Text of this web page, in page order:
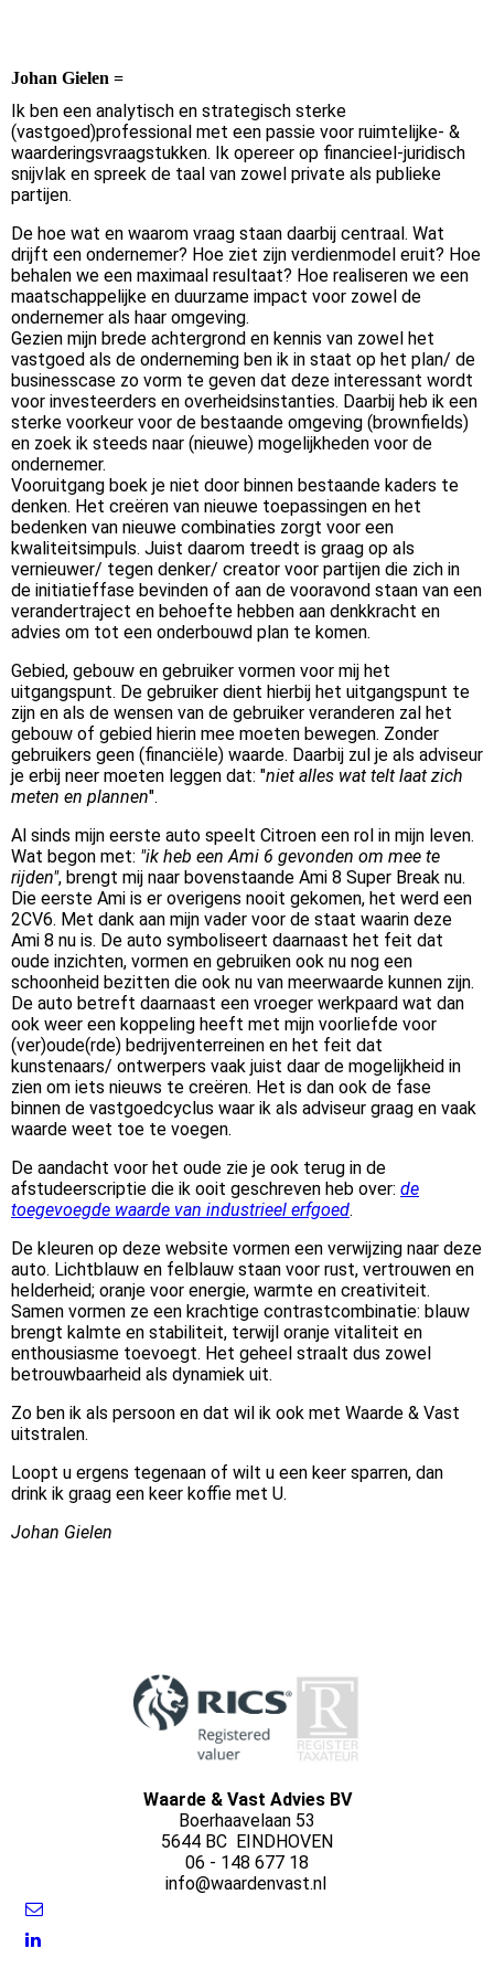
Johan Gielen =
Ik ben een analytisch en strategisch sterke
(vastgoed)professional met een passie voor ruimtelijke- &
waarderingsvraagstukken. Ik opereer op financieel-juridisch
snijvlak en spreek de taal van zowel private als publieke
partijen.
De hoe wat en waarom vraag staan daarbij centraal. Wat
drijft een ondernemer? Hoe ziet zijn verdienmodel eruit? Hoe
behalen we een maximaal resultaat? Hoe realiseren we een
maatschappelijke en duurzame impact voor zowel de
ondernemer als haar omgeving.
Gezien mijn brede achtergrond en kennis van zowel het
vastgoed als de onderneming ben ik in staat op het plan/ de
businesscase zo vorm te geven dat deze interessant wordt
voor investeerders en overheidsinstanties. Daarbij heb ik een
sterke voorkeur voor de bestaande omgeving (brownfields)
en zoek ik steeds naar (nieuwe) mogelijkheden voor de
ondernemer.
Vooruitgang boek je niet door binnen bestaande kaders te
denken. Het creëren van nieuwe toepassingen en het
bedenken van nieuwe combinaties zorgt voor een
kwaliteitsimpuls. Juist daarom treedt is graag op als
vernieuwer/ tegen denker/ creator voor partijen die zich in
de initiatieffase bevinden of aan de vooravond staan van een
verandertraject en behoefte hebben aan denkkracht en
advies om tot een onderbouwd plan te komen.
Gebied, gebouw en gebruiker vormen voor mij het
uitgangspunt. De gebruiker dient hierbij het uitgangspunt te
zijn en als de wensen van de gebruiker veranderen zal het
gebouw of gebied hierin mee moeten bewegen. Zonder
gebruikers geen (financiële) waarde. Daarbij zul je als adviseur
je erbij neer moeten leggen dat: "niet alles wat telt laat zich
meten en plannen".
Al sinds mijn eerste auto speelt Citroen een rol in mijn leven.
Wat begon met: "ik heb een Ami 6 gevonden om mee te
rijden", brengt mij naar bovenstaande Ami 8 Super Break nu.
Die eerste Ami is er overigens nooit gekomen, het werd een
2CV6. Met dank aan mijn vader voor de staat waarin deze
Ami 8 nu is. De auto symboliseert daarnaast het feit dat
oude inzichten, vormen en gebruiken ook nu nog een
schoonheid bezitten die ook nu van meerwaarde kunnen zijn.
De auto betreft daarnaast een vroeger werkpaard wat dan
ook weer een koppeling heeft met mijn voorliefde voor
(ver)oude(rde) bedrijventerreinen en het feit dat
kunstenaars/ ontwerpers vaak juist daar de mogelijkheid in
zien om iets nieuws te creëren. Het is dan ook de fase
binnen de vastgoedcyclus waar ik als adviseur graag en vaak
waarde weet toe te voegen.
De aandacht voor het oude zie je ook terug in de
afstudeerscriptie die ik ooit geschreven heb over: de
toegevoegde waarde van industrieel erfgoed.
De kleuren op deze website vormen een verwijzing naar deze
auto. Lichtblauw en felblauw staan voor rust, vertrouwen en
helderheid; oranje voor energie, warmte en creativiteit.
Samen vormen ze een krachtige contrastcombinatie: blauw
brengt kalmte en stabiliteit, terwijl oranje vitaliteit en
enthousiasme toevoegt. Het geheel straalt dus zowel
betrouwbaarheid als dynamiek uit.
Zo ben ik als persoon en dat wil ik ook met Waarde & Vast
uitstralen.
Loopt u ergens tegenaan of wilt u een keer sparren, dan
drink ik graag een keer koffie met U.
Johan Gielen
Waarde & Vast Advies BV
Boerhaavelaan 53
5644 BC EINDHOVEN
06 - 148 677 18
info@waardenvast.nl